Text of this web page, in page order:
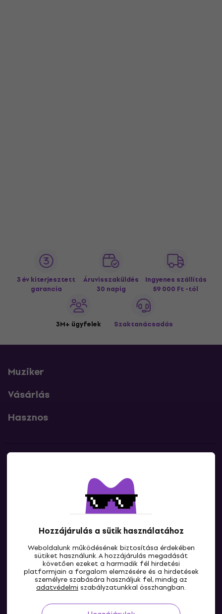
Hozzájárulás a sütik használatához
Weboldalunk működésének biztosítása érdekében
sütiket használunk. A hozzájárulás megadását
követően ezeket a harmadik fél hirdetési
platformjain a forgalom elemzésére és a hirdetések
személyre szabására használjuk fel, mindig az
adatvédelmi szabályzatunkkal összhangban.
3 év kiterjesztett
garancia
Áruvisszaküldés
30 napig
Ingyenes szállítás
59 000 Ft -tól
3M+ ügyfelek Szaktanácsadás
Muziker
Vásárlás
Hasznos
Lépj kapcsolatba velünk
HU